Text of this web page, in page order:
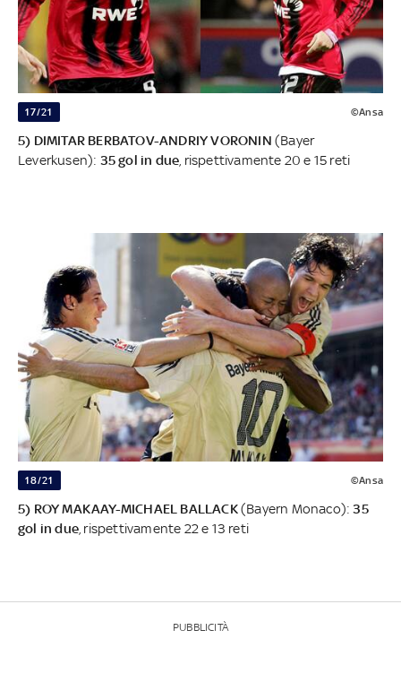
17/21 ©Ansa
5) DIMITAR BERBATOV-ANDRIY VORONIN (Bayer
Leverkusen): 35 gol in due , rispettivamente 20 e 15 reti
18/21 ©Ansa
5) ROY MAKAAY-MICHAEL BALLACK(Bayern Monaco):35
gol in due , rispettivamente 22 e 13 reti
PUBBLICITÀ